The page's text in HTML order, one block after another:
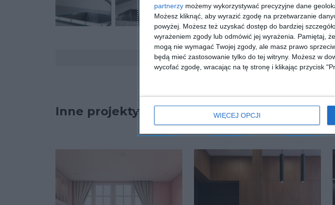
partnerzy możemy wykorzystywać precyzyjne dane
Możesz kliknąć, aby wyrazić zgodę na przetwarzanie
powyżej. Możesz też uzyskać dostęp do bardziej
wyrażeniem zgody lub odmówić jej wyrażenia.
Pamiętaj,
mogą nie wymagać Twojej zgody, ale masz prawo
będą mieć zastosowanie tylko do tej witryny. Możesz w
wycofać zgodę, wracając na tę stronę i klikając przycisk
WIĘCEJ OPCJI
ZADAJ
Inne projekty